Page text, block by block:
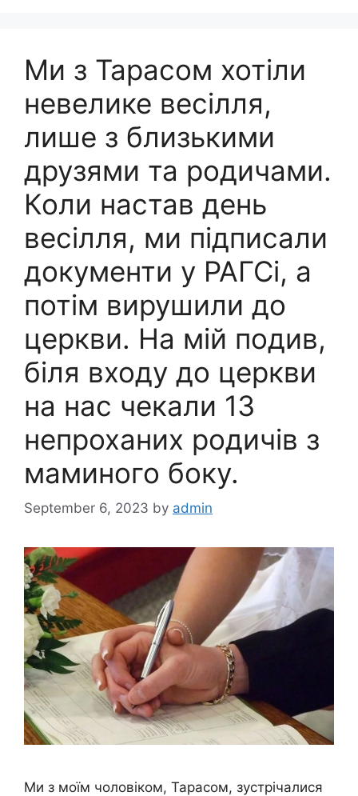
Ми з Тарасом хотіли
невелике весілля,
лише з близькими
друзями та родичами.
Коли настав день
весілля, ми підписали
документи у РАГСі, а
потім вирушили до
церкви. На мій подив,
біля входу до церкви
на нас чекали 13
непроханих родичів з
маминого боку.
September 6, 2023 by admin
Ми з моїм чоловіком, Тарасом, зустрічалися